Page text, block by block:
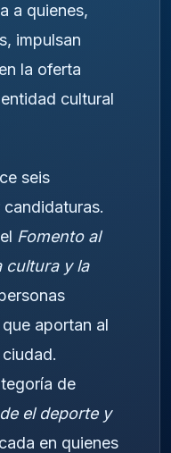
a quienes,
impulsan
la oferta
cultural
seis
Fomento al
cultura y la
aportan al
de
el deporte y
en quienes